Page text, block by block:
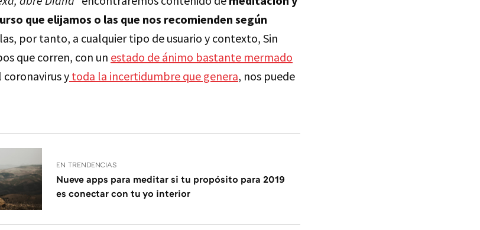
que elijamos o las que nos recomienden según
por tanto, a cualquier tipo de usuario y contexto, Sin
que corren, con un estado de ánimo bastante mermado
coronavirus ytoda la incertidumbre que genera, nos puede
EN TRENDENCIAS
Nueve apps para meditar si tu propósito para 2019
es conectar con tu yo interior